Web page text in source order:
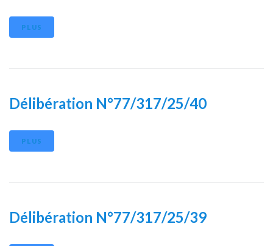
PLUS
Délibération N°77/317/25/40
PLUS
Délibération N°77/317/25/39